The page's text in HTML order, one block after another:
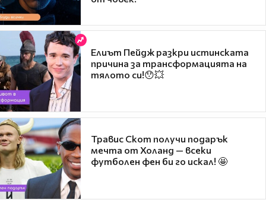
Елиът Пейдж разкри истинската
причина за трансформацията на
тялото си!😯💥
Травис Скот получи подарък
мечта от Холанд — всеки
футболен фен би го искал! 🤩